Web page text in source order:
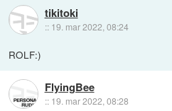
tikitoki
:: 19. mar 2022, 08:24
ROLF:)
FlyingBee
:: 19. mar 2022, 08:28